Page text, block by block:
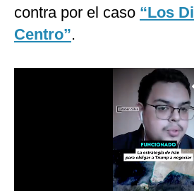
contra por el caso “Los
Centro”.